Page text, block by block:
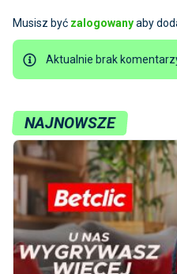
Musisz być zalogowanyaby
Aktualnie brak
NAJNOWSZE